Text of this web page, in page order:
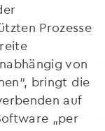
Prozesse
von
bringt die
auf
„per